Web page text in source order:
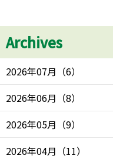
Archives
2026年07月 （6）
2026年06月 （8）
2026年05月 （9）
2026年04月 （11）